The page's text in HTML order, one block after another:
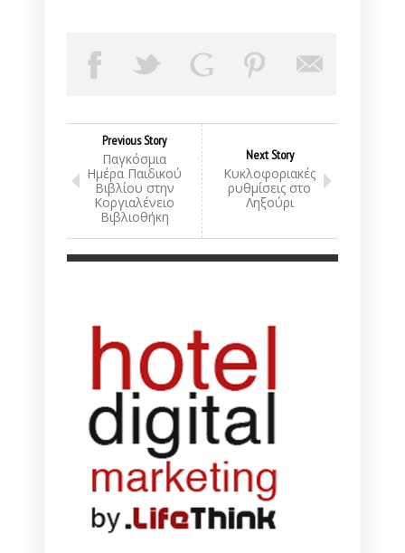
Previous Story
Παγκόσμια
Ημέρα Παιδικού
Βιβλίου στην
Κοργιαλένειο
Βιβλιοθήκη
Next Story
Κυκλοφοριακές
ρυθμίσεις στο
Ληξούρι